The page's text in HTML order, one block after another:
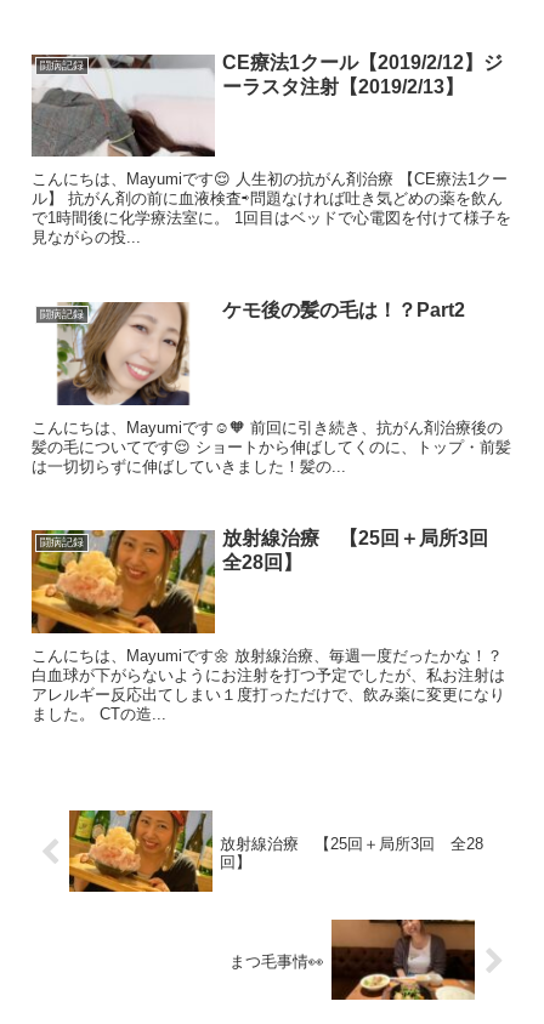
闘病記録
CE療法1クール【2019/2/12】ジ
ーラスタ注射【2019/2/13】
こんにちは、Mayumiです😌 人生初の抗がん剤治療 【CE療法1クー
ル】 抗がん剤の前に血液検査⇨問題なければ吐き気どめの薬を飲ん
で1時間後に化学療法室に。 1回目はベッドで心電図を付けて様子を
見ながらの投...
闘病記録 ケモ後の髪の毛は！？Part2
こんにちは、Mayumiです☺️🧡 前回に引き続き、抗がん剤治療後の
髪の毛についてです😌 ショートから伸ばしてくのに、トップ・前髪
は一切切らずに伸ばしていきました！髪の...
闘病記録
放射線治療 【25回＋局所3回
全28回】
こんにちは、Mayumiです🌼 放射線治療、毎週一度だったかな！？
白血球が下がらないようにお注射を打つ予定でしたが、私お注射は
アレルギー反応出てしまい１度打っただけで、飲み薬に変更になり
ました。 CTの造...
放射線治療 【25回＋局所3回 全28
回】
まつ毛事情👀